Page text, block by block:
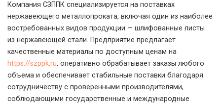
Компания СЗППК специализируется на поставках
нержавеющего металлопроката, включая один из наиболее
востребованных видов продукции — шлифованные листы
из нержавеющей стали. Предприятие предлагает
качественные материалы по доступным ценам на
https://szppk.ru, оперативно обрабатывает заказы любого
объема и обеспечивает стабильные поставки благодаря
сотрудничеству с проверенными производителями,
соблюдающими государственные и международные